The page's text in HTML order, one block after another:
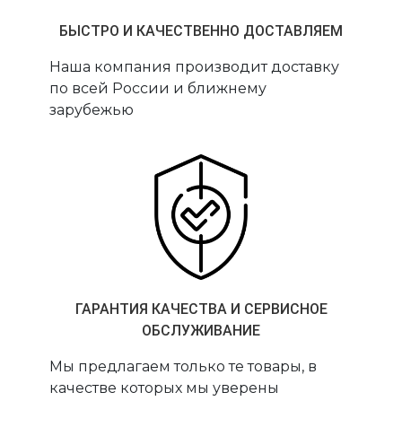
БЫСТРО И КАЧЕСТВЕННО ДОСТАВЛЯЕМ
Наша компания производит доставку
по всей России и ближнему
зарубежью
ГАРАНТИЯ КАЧЕСТВА И СЕРВИСНОЕ
ОБСЛУЖИВАНИЕ
Мы предлагаем только те товары, в
качестве которых мы уверены